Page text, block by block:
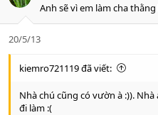
Anh sẽ vì em làm cha thằng
20/5/13
kiemro721119 đã viết:
Nhà chú cũng có vườn à :)).
đi làm :(